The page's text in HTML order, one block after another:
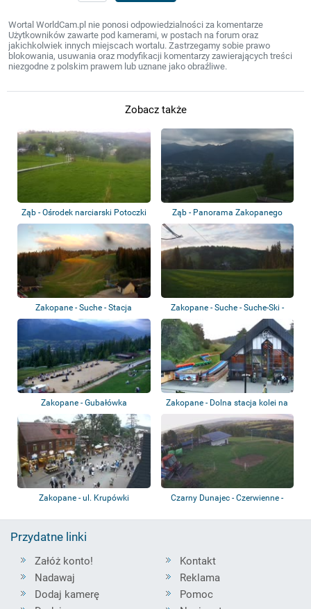
Wortal WorldCam.pl nie ponosi odpowiedzialności za komentarze
Użytkowników zawarte pod kamerami, w postach na forum oraz
jakichkolwiek innych miejscach wortalu. Zastrzegamy sobie prawo
blokowania, usuwania oraz modyfikacji komentarzy zawierających treści
niezgodne z polskim prawem lub uznane jako obraźliwe.
Zobacz także
Ząb - Ośrodek narciarski Potoczki
Ząb - Panorama Zakopanego
oraz Tatr
Zakopane - Suche - Stacja
Narciarska SUC...
Zakopane - Suche - Suche-Ski -
Zakopane - Gubałówka
Zakopane - Dolna stacja kolei na
Gubałów...
Zakopane - ul. Krupówki
Czarny Dunajec - Czerwienne -
Przydatne linki
Załóż konto!
Nadawaj
Dodaj kamerę
Kontakt
Reklama
Pomoc